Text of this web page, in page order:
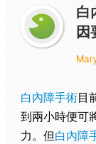
關於健談
聯絡我們
白
因
白內障手術目
到兩小時便可
力。但白內障